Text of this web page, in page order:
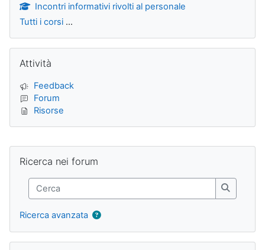
Incontri informativi rivolti al personale
Tutti i corsi ...
Attività
Feedback
Forum
Risorse
Blocchi supplementari
Ricerca nei forum
Cerca
Cerca
Ricerca avanzata